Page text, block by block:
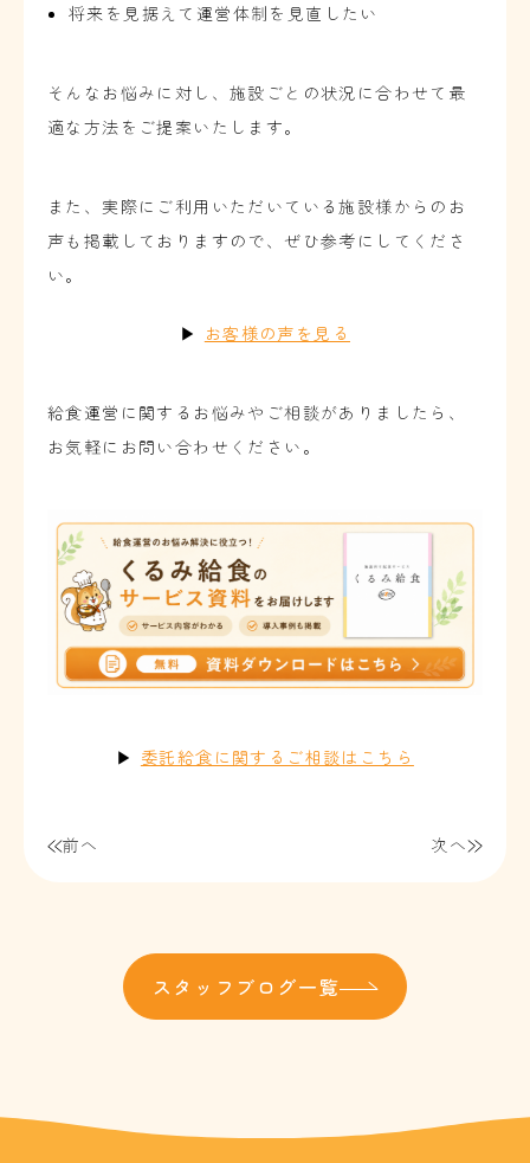
将来を見据えて運営体制を見直したい
そんなお悩みに対し、施設ごとの状況に合わせて最
適な方法をご提案いたします。
また、実際にご利用いただいている施設様からのお
声も掲載しておりますので、ぜひ参考にしてくださ
い。
▶ お客様の声を見る
給食運営に関するお悩みやご相談がありましたら、
お気軽にお問い合わせください。
▶ 委託給食に関するご相談はこちら
前へ 次へ
スタッフブログ一覧